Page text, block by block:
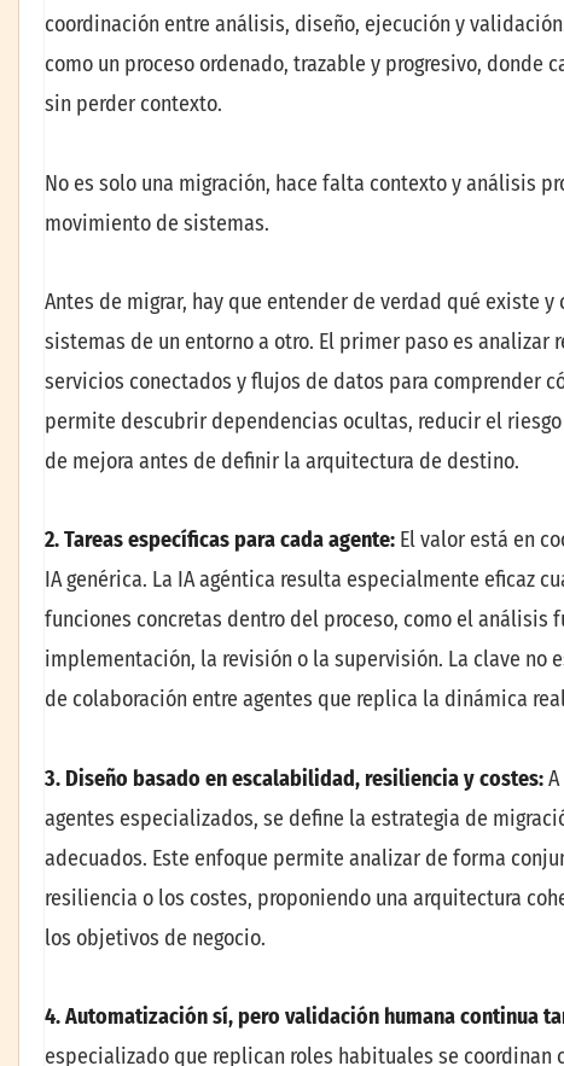
coordinación entre análisis, diseño, ejecución y
como un proceso ordenado, trazable y progresivo, donde
sin perder contexto.
No es solo una migración, hace falta contexto y análisis
movimiento de sistemas.
Antes de migrar, hay que entender de verdad qué existe
sistemas de un entorno a otro. El primer paso es
servicios conectados y flujos de datos para comprender
permite descubrir dependencias ocultas, reducir el
de mejora antes de definir la arquitectura de destino.
2. Tareas específicas para cada agente: El valor está en
IA genérica. La IA agéntica resulta especialmente eficaz
funciones concretas dentro del proceso, como el análisis
implementación, la revisión o la supervisión. La clave no
de colaboración entre agentes que replica la dinámica
3. Diseño basado en escalabilidad, resiliencia y costes:
agentes especializados, se define la estrategia de
adecuados. Este enfoque permite analizar de forma
resiliencia o los costes, proponiendo una arquitectura
los objetivos de negocio.
4. Automatización sí, pero validación humana continua
especializado que replican roles habituales se